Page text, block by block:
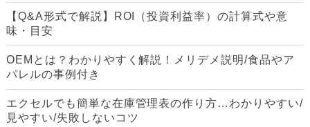
【Q&A形式で解説】ROI（投資利益率）の計算式や意
味・目安
OEMとは？わかりやすく解説！メリデメ説明/食品やア
パレルの事例付き
エクセルでも簡単な在庫管理表の作り方…わかりやすい/
見やすい/失敗しないコツ